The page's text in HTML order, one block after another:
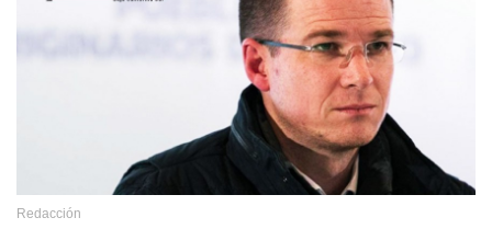
Redacción